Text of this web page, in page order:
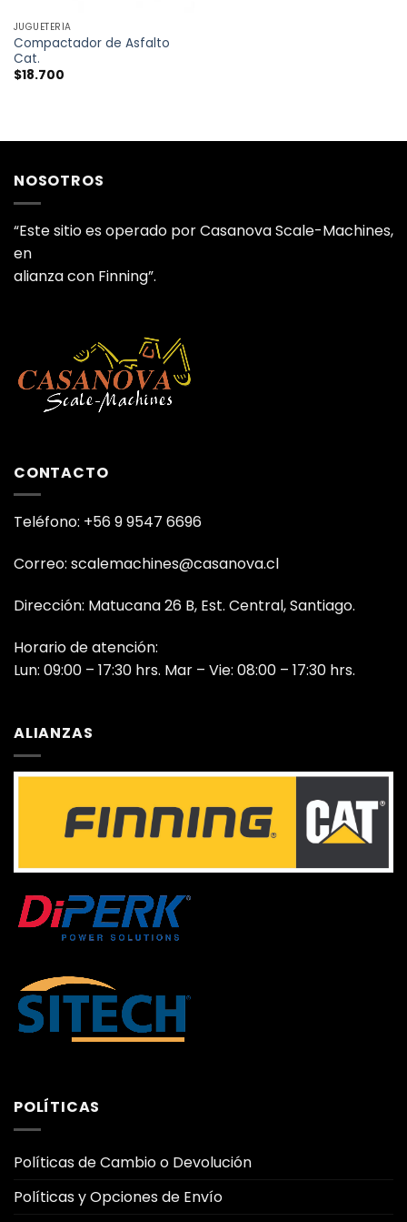
JUGUETERÍA
Compactador de Asfalto
Cat.
$18.700
NOSOTROS
“Este sitio es operado por Casanova Scale-Machines,
en
alianza con Finning”.
CONTACTO
Teléfono: +56 9 9547 6696
Correo: scalemachines@casanova.cl
Dirección: Matucana 26 B, Est. Central, Santiago.
Horario de atención:
Lun: 09:00 – 17:30 hrs. Mar – Vie: 08:00 – 17:30 hrs.
ALIANZAS
POLÍTICAS
Políticas de Cambio o Devolución
Políticas y Opciones de Envío